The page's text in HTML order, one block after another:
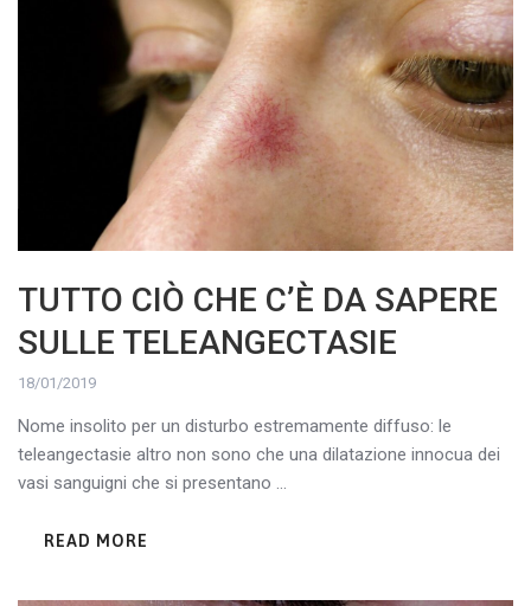
TUTTO CIÒ CHE C’È DA SAPERE
SULLE TELEANGECTASIE
18/01/2019
Nome insolito per un disturbo estremamente diffuso: le
teleangectasie altro non sono che una dilatazione innocua dei
vasi sanguigni che si presentano ...
READ MORE